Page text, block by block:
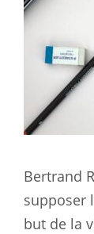
Bertrand
supposer
but de la